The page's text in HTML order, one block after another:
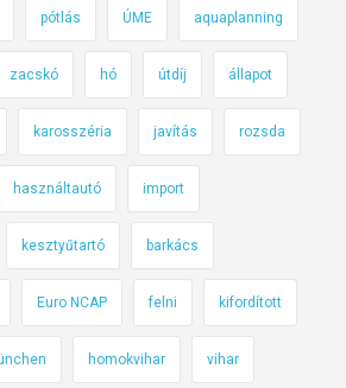
pótlás ÚME aquaplanning
zacskó hó útdíj állapot
karosszéria javítás rozsda
használtautó import
kesztyűtartó barkács
Euro NCAP felni kifordított
homokvihar vihar